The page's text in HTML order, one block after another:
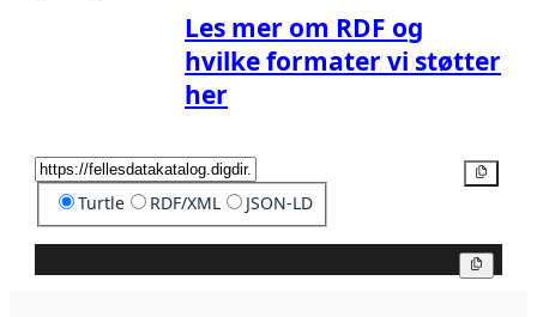
Les mer om RDF og
hvilke formater vi støtter
her
Turtle RDF/XML JSON-LD